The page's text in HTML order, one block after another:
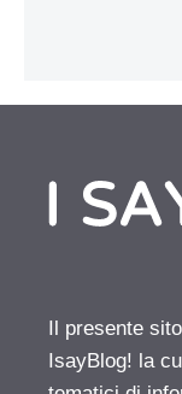
Il presente
IsayBlog! la